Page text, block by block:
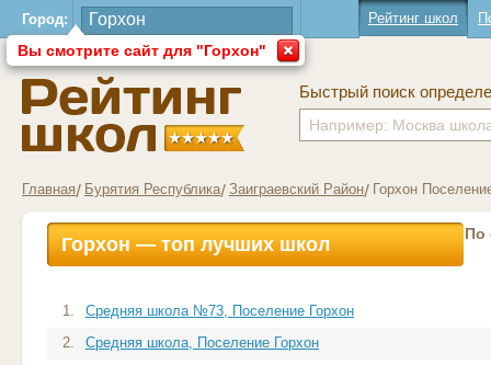
Город:
Вы смотрите сайт для "Горхон"
Рейтинг школ
Быстрый поиск
Главная Бурятия Республика Заиграевский Район Горхон
Горхон — топ лучших школ По
1.
Средняя школа №73, Поселение Горхон
2.
Средняя школа, Поселение Горхон